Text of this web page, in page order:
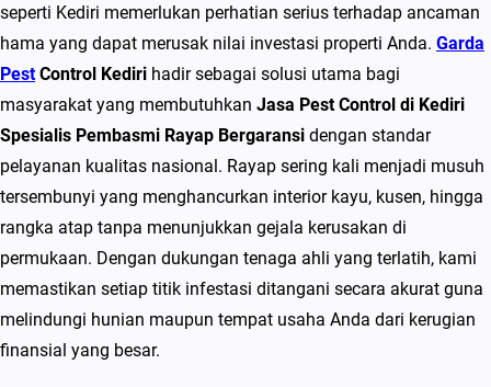
t
C
o
n
t
r
o
l
d
i
K
e
seperti Kediri memerlukan perhatian serius terhadap ancaman
hama yang dapat merusak nilai investasi properti Anda. Garda
PestControl Kediri hadir sebagai solusi utama bagi
masyarakat yang membutuhkan Jasa Pest Control di Kediri
Spesialis Pembasmi Rayap Bergaransi dengan standar
pelayanan kualitas nasional. Rayap sering kali menjadi musuh
tersembunyi yang menghancurkan interior kayu, kusen, hingga
rangka atap tanpa menunjukkan gejala kerusakan di
permukaan. Dengan dukungan tenaga ahli yang terlatih, kami
memastikan setiap titik infestasi ditangani secara akurat guna
melindungi hunian maupun tempat usaha Anda dari kerugian
finansial yang besar.